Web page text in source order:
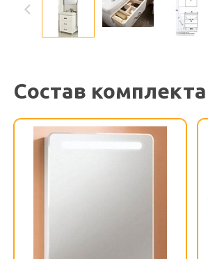
Состав комплекта